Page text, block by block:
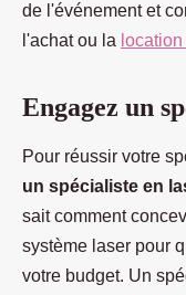
de l'événement et
l'achat ou la
Engagez un
Pour réussir votre
un spécialiste en
sait comment
système laser pour
votre budget. Un